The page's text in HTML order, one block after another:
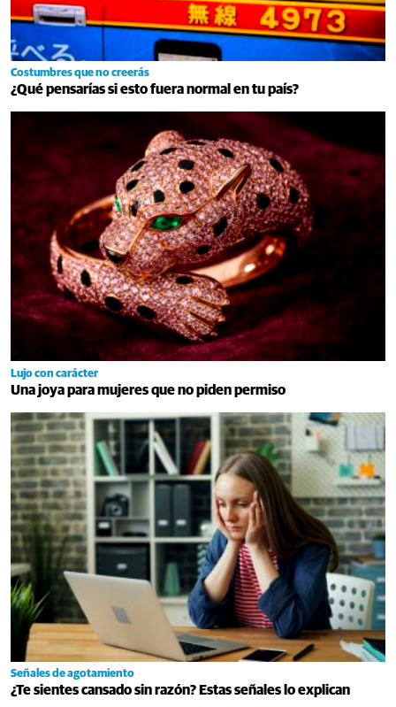
Costumbres que no creerás
¿Qué pensarías si esto fuera normal en tu país?
Lujo con carácter
Una joya para mujeres que no piden permiso
Señales de agotamiento
¿Te sientes cansado sin razón? Estas señales lo explican